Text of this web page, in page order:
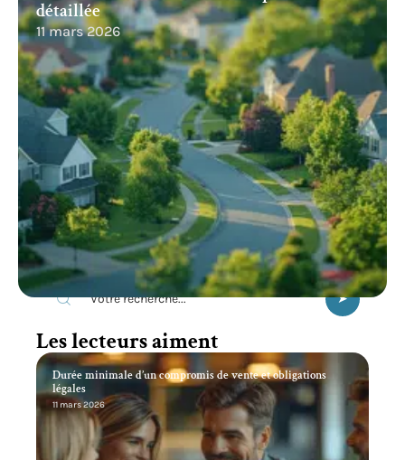
détaillée
11 mars 2026
Recherche
Les lecteurs aiment
Durée minimale d’un compromis de vente et obligations
légales
11 mars 2026